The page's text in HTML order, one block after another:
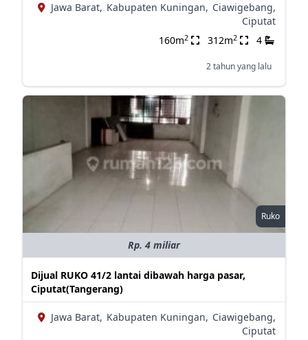
Jawa Barat, Kabupaten Kuningan, Ciawigebang,
Ciputat
160m2 312m2 4
2 tahun yang lalu
Ruko
Rp. 4 miliar
Dijual RUKO 41/2 lantai dibawah harga pasar,
Ciputat(Tangerang)
Jawa Barat, Kabupaten Kuningan, Ciawigebang,
Ciputat